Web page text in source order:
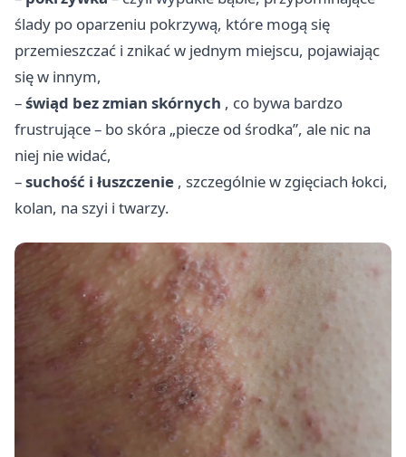
ślady po oparzeniu pokrzywą, które mogą się
przemieszczać i znikać w jednym miejscu, pojawiając
się w innym,
–świąd bez zmian skórnych , co bywa bardzo
frustrujące – bo skóra „piecze od środka”, ale nic na
niej nie widać,
–suchość i łuszczenie , szczególnie w zgięciach łokci,
kolan, na szyi i twarzy.